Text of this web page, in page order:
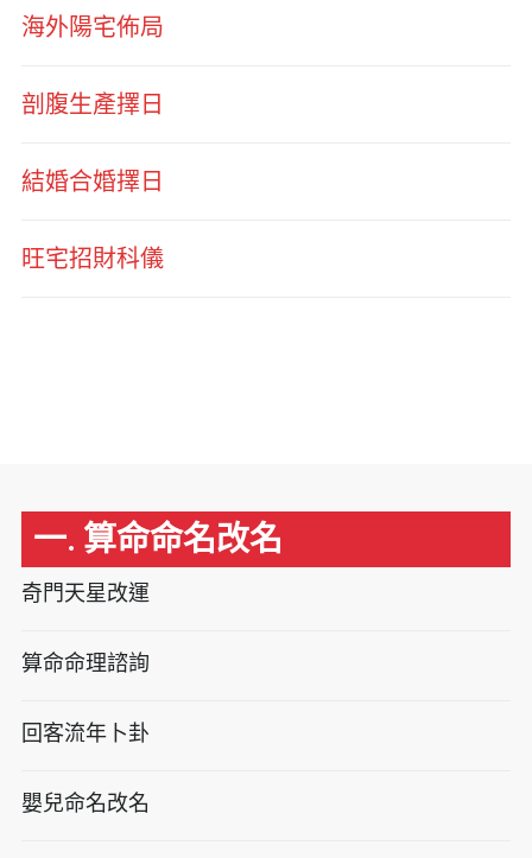
海外陽宅佈局
剖腹生產擇日
結婚合婚擇日
旺宅招財科儀
一. 算命命名改名
奇門天星改運
算命命理諮詢
回客流年卜卦
嬰兒命名改名